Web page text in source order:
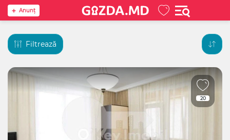
Anunţ
Filtrează
20